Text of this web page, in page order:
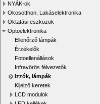
NYÁK-ok
Okosotthon, Lakáselektronika
Oktatási eszközök
Optoelektronika
Ellenőrző lámpák
Érzékelők
Fotoellenállások
Infravörös félvezetők
Izzók, lámpák
Kijelző keretek
LCD modulok